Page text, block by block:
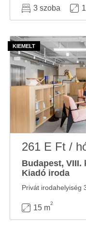
3 szoba
261 E Ft /
Budapest, VIII.
Kiadó iroda
15 m
2